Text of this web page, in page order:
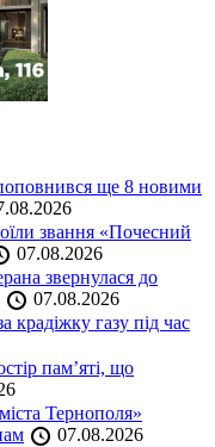
ще 8 новими
звання «Почесний
07.08.2026
звернулася до
07.08.2026
крадіжку газу під час
пам’яті, що
Тернополя»
07.08.2026